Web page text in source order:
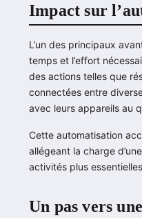
Impact sur
L’un des principaux
temps et l’effort
des actions telles que
connectées entre
avec leurs appareils au
Cette automatisation
allégeant la charge
activités plus
Un pas vers